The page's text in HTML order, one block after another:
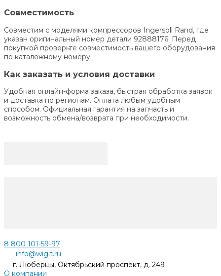
Совместимость
Совместим с моделями компрессоров Ingersoll Rand, где
указан оригинальный номер детали 92888176. Перед
покупкой проверьте совместимость вашего оборудования
по каталожному номеру.
Как заказать и условия доставки
Удобная онлайн-форма заказа, быстрая обработка заявок
и доставка по регионам. Оплата любым удобным
способом. Официальная гарантия на запчасть и
возможность обмена/возврата при необходимости.
8 800 101-59-97
info@wigit.ru
г. Люберцы, Октябрьский проспект, д. 249
О компании